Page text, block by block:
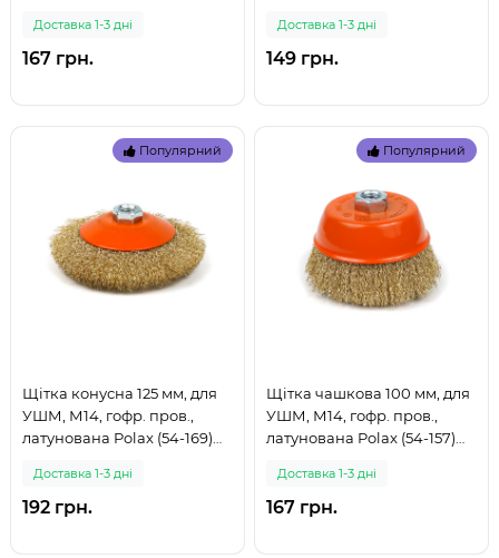
Доставка 1-3 дні
167 грн.
Доставка 1-3 дні
149 грн.
Популярний
Щітка конусна 125 мм, для
УШМ, М14, гофр. пров.,
латунована Polax (54-169)
Доставка 1-3 дні
192 грн.
Популярний
Щітка чашкова 100 мм, для
УШМ, М14, гофр. пров.,
латунована Polax (54-157)
Доставка 1-3 дні
167 грн.